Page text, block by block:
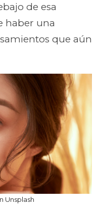
de esa
haber una
que aún
Unsplash